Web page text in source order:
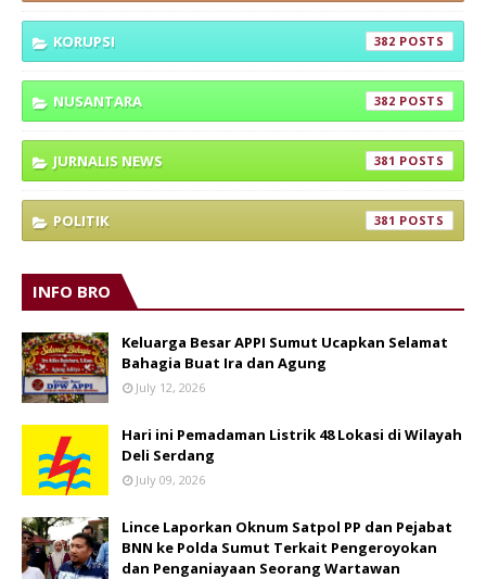
KORUPSI 382
NUSANTARA 382
JURNALIS NEWS 381
POLITIK 381
INFO BRO
Keluarga Besar APPI Sumut Ucapkan Selamat
Bahagia Buat Ira dan Agung
July 12, 2026
Hari ini Pemadaman Listrik 48 Lokasi di Wilayah
Deli Serdang
July 09, 2026
Lince Laporkan Oknum Satpol PP dan Pejabat
BNN ke Polda Sumut Terkait Pengeroyokan
dan Penganiayaan Seorang Wartawan